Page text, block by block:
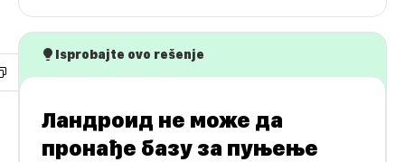
Isprobajte ovo rešenje
Ландроид не може да
пронађе базу за пуњење